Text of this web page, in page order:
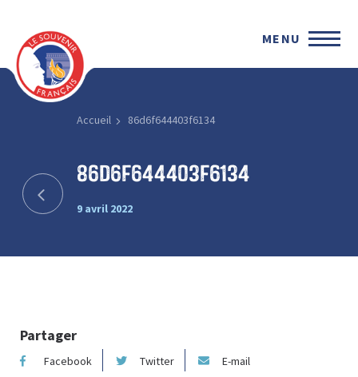
MENU
Accueil 86d6f644403f6134
86d6f644403f6134
9 avril 2022
Partager
Facebook Twitter E-mail